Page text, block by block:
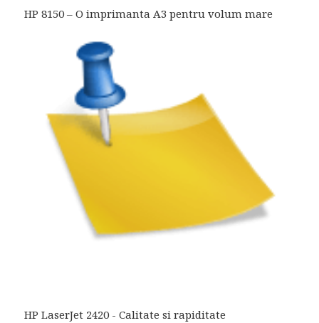
HP 8150 – O imprimanta A3 pentru volum mare
HP LaserJet 2420 - Calitate si rapiditate